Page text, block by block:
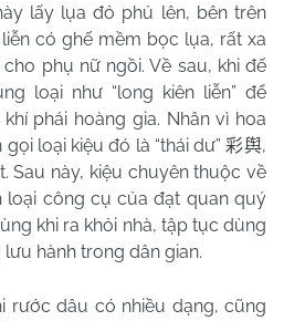
lấy lụa đỏ phủ lên, bên trên
có ghế mềm bọc lụa, rất xa
phụ nữ ngồi. Về sau, khi đế
loại như “long kiên liễn” để
phái hoàng gia. Nhân vì hoa
loại kiệu đó là “thái dư”彩舆,
Sau này, kiệu chuyên thuộc về
loại công cụ của đạt quan quý
khi ra khỏi nhà, tập tục dùng
hành trong dân gian.
rước dâu có nhiều dạng, cũng